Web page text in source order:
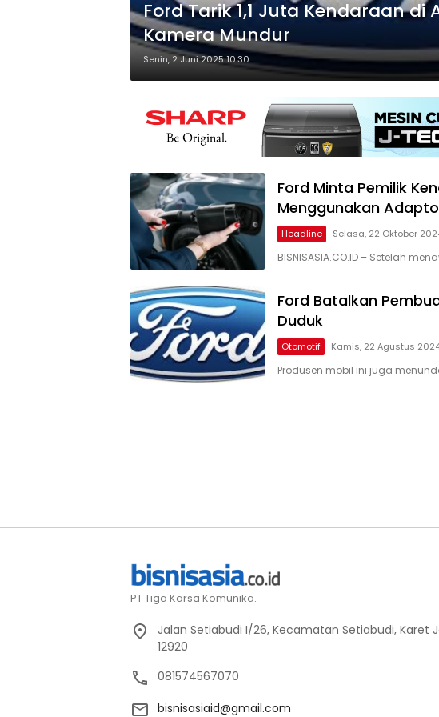
Ford Tarik 1,1 Juta Kendaraan di
Kamera Mundur
Senin, 2 Juni 2025 10:30
Ford Minta Pemilik
Menggunakan
Headline Selasa, 22 Oktober
BISNISASIA.CO.ID – Setelah
Ford Batalkan
Duduk
Otomotif Kamis, 22 Agustus
Produsen mobil ini juga
PT Tiga Karsa Komunika.
Jalan Setiabudi I/26, Kecamatan Setiabudi, Karet
12920
081574567070
bisnisasiaid@gmail.com